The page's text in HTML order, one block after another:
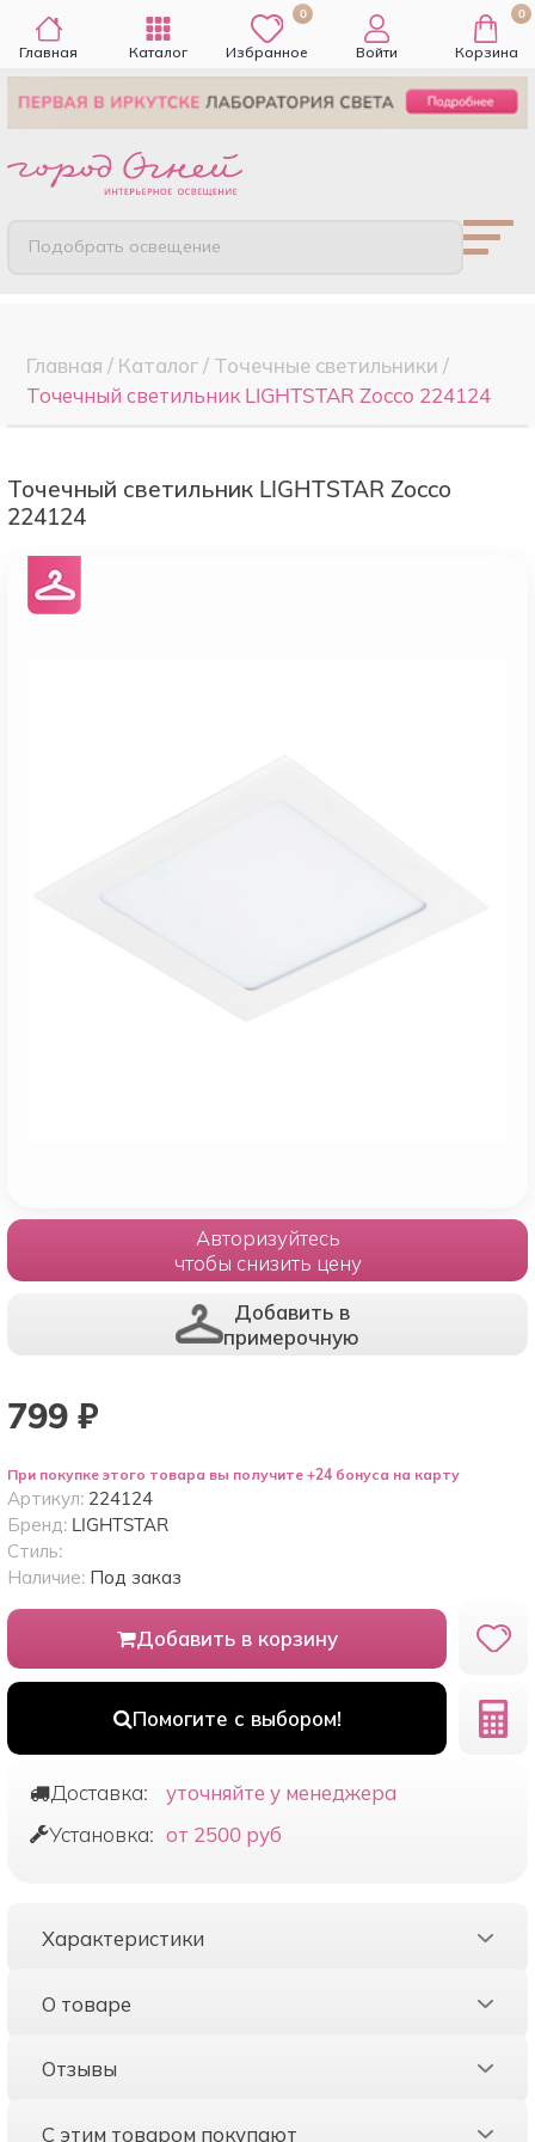
Главная Каталог
0
Избранное Войти
0
Корзина
Подобрать освещение
Главная / Каталог/ Точечные cветильники /
Точечный светильник LIGHTSTAR Zocco 224124
Точечный светильник LIGHTSTAR Zocco
224124
Авторизуйтесь
чтобы снизить цену
Добавить в
примерочную
799 ₽
При покупке этого товара вы получите +24 бонуса на карту
Добавить в корзину
Помогите с выбором!
Артикул: 224124
Бренд: LIGHTSTAR
Стиль:
Наличие: Под заказ
Доставка:
уточняйте у менеджера
Установка: от 2500 руб
Характеристики
О товаре
Отзывы
С этим товаром покупают